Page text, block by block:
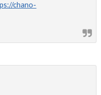
chano-